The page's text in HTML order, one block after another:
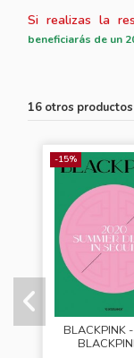
Si realizas la
beneficiarás de un
16 otros
-15%
BLACKPINK